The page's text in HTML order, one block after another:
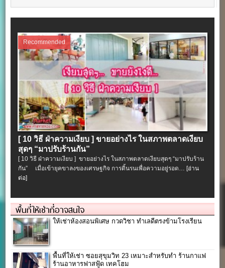
Recommended
[ 10 วิธี ฝ่าความเงียบ ] ขายอย่างไร ในสภาพตลาดเงียบ
สุดๆ “มาปรับร้านกัน”
[ 10 วิธี ฝ่าความเงียบ ] ขายอย่างไร ในสภาพตลาดเงียบสุดๆ “มาปรับร้าน
กัน” เมื่อเข้ายุคขาลงของเศรษฐกิจ การดิ้นรนเพื่อความอยู่รอด… [อ่าน
ต่อ]
พื้นที่ให้เช่าที่อาจสนใจ
ให้เช่าห้องสอนพิเศษ กวดวิชา ทำเลดีตรงข้ามโรงเรียน
พื้นที่ให้เช่า ซอยสุขุมวิท 23 เหมาะสำหรับทำ ร้านกาแฟ
ร้านอาหารฟาสฟู้ด เทคโฮม